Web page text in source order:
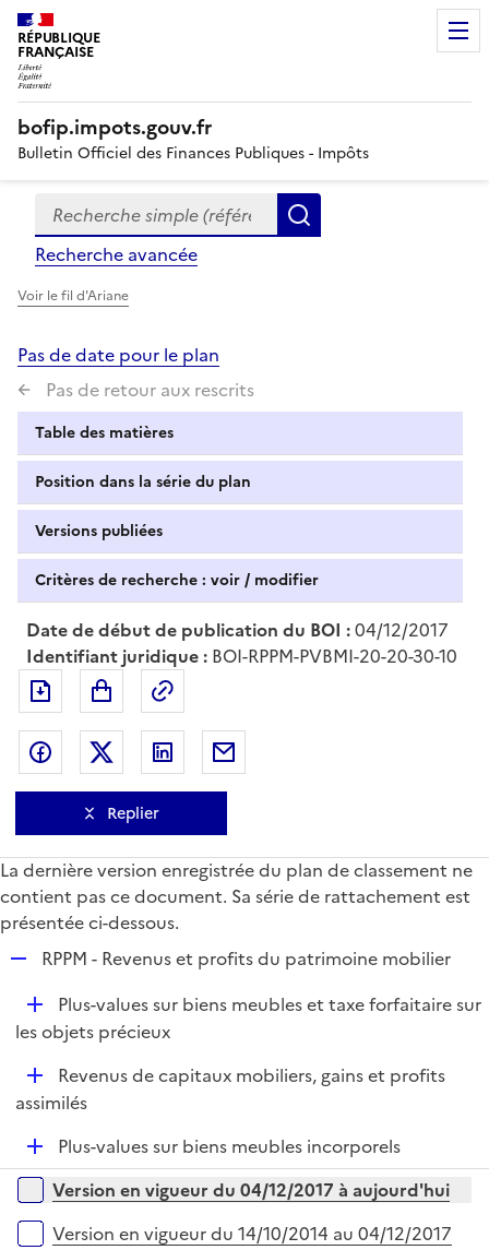
RÉPUBLIQUE
FRANÇAISE
bofip.impots.gouv.fr
Bulletin Officiel des Finances Publiques - Impôts
Formulaire
de
recherche
Recherche simple (références, mots clés, partie du
Recherche avancée
Voir le fil d'Ariane
Pas de date pour le plan
Pas de retour aux rescrits
Table des matières
Position dans la série du plan
Versions publiées
Critères de recherche : voir / modifier
Date de début de publication du BOI :04/12/2017
Identifiant juridique : BOI-RPPM-PVBMI-20-20-30-10
Exporter le document au format pdf
Partager sur Facebook
Partager sur Twitter
Partager sur LinkedIn
Replier
La dernière version enregistrée du plan de classement ne
contient pas ce document. Sa série de rattachement est
présentée ci-dessous.
p
l
i
e
r
RPPM - Revenus et profits du patrimoine mobilier
D
é
i
Plus-values sur biens meubles et taxe forfaitaire sur
les objets précieux
D
é
e
r
Revenus de capitaux mobiliers, gains et profits
assimilés
D
é
p
Plus-values sur biens meubles incorporels
Versions sur la période
Version en vigueur du 04/12/2017 à aujourd'hui
Version en vigueur du 14/10/2014 au 04/12/2017